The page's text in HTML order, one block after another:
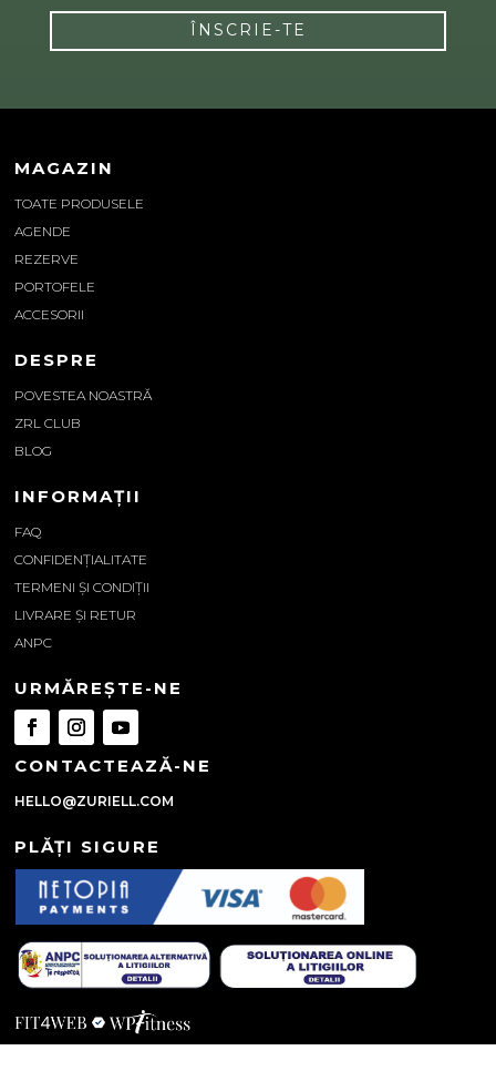
ÎNSCRIE-TE
MAGAZIN
TOATE PRODUSELE
AGENDE
REZERVE
PORTOFELE
ACCESORII
DESPRE
POVESTEA NOASTRĂ
ZRL CLUB
BLOG
INFORMAȚII
FAQ
CONFIDENȚIALITATE
TERMENI ȘI CONDIȚII
LIVRARE ȘI RETUR
ANPC
URMĂREȘTE-NE
CONTACTEAZĂ-NE
HELLO@ZURIELL.COM
PLĂȚI SIGURE